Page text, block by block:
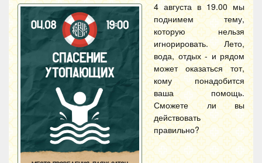
4 августа в 19.00 мы
поднимем тему,
которую нельзя
игнорировать. Лето,
вода, отдых - и рядом
может оказаться тот,
кому понадобится
ваша помощь.
Сможете ли вы
действовать
правильно?